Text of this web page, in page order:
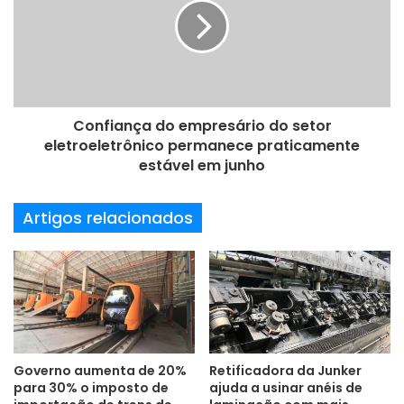
máquina, reduzindo o custo por corte. (foto/divulgação)
ABNT Máquinas
Starrett velocidades
Confiança do empresário do setor
eletroeletrônico permanece praticamente
estável em junho
Artigos relacionados
Governo aumenta de 20%
para 30% o imposto de
Retificadora da Junker
ajuda a usinar anéis de